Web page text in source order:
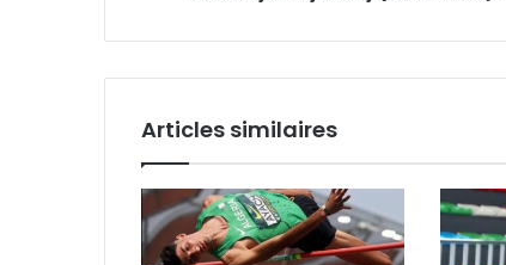
Articles similaires